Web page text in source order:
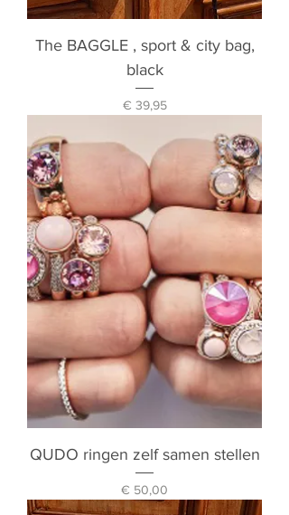
The BAGGLE , sport & city bag,
black
Prijs
€ 39,95
QUDO ringen zelf samen stellen
Prijs
€ 50,00